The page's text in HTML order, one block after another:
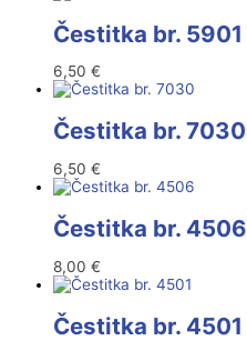
Čestitka br. 5901
6,50 €
Čestitka br. 7030
6,50 €
Čestitka br. 4506
8,00 €
Čestitka br. 4501